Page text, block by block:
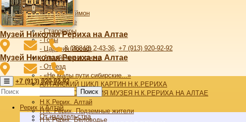
- Алтай
- Верхний Уймон
- Беловодье
- Староверы
- Горы
- Царевич Иосаф
- Алтайские встречи
- Отъезд
- «Не малы пути сибирские...»
АЛТАЙСКИЙ ЦИКЛ КАРТИН Н.К.РЕРИХА
ИСТОРИЯ СОЗДАНИЯ МУЗЕЯ Н.К.РЕРИХА НА АЛТАЕ
Н.К.Рерих. Алтай
Н.К. Рерих. Подземные жители
Н.К.Рерих. Беловодье
Музей Николая Рериха на Алтае
8 (38848) 2-43-36, +7 (913) 920-92-92
Музей Николая Рериха на Алтае
+7 (913) 920-92-92
Поиск
Рерих и Алтай
От издательства